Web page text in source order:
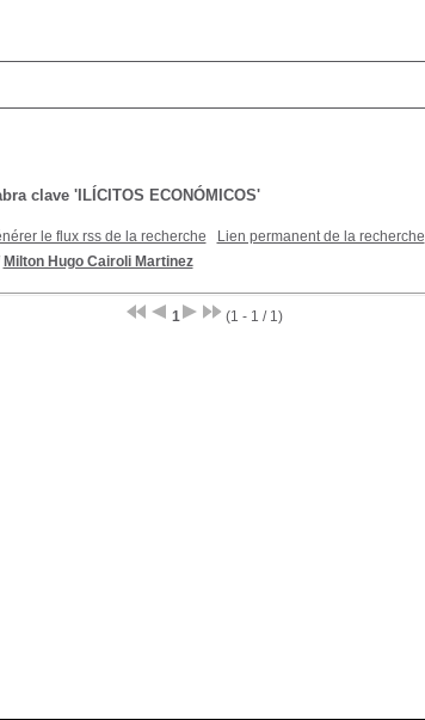
clave 'ILÍCITOS ECONÓMICOS'
le flux rss de la recherche Lien permanent de la recherche
Milton Hugo Cairoli Martinez
1 (1 - 1 / 1)